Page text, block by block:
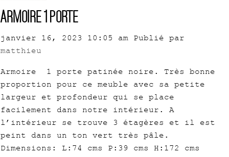
Armoire 1 porte
janvier 16, 2023 10:05 am Publié par
matthieu
Armoire 1 porte patinée noire. Très bonne
proportion pour ce meuble avec sa petite
largeur et profondeur qui se place
facilement dans notre intérieur. A
l’intérieur se trouve 3 étagères et il est
peint dans un ton vert très pâle.
Dimensions: L:74 cms P:39 cms H:172 cms